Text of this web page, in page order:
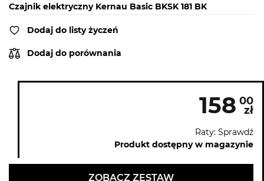
Czajnik elektryczny Kernau Basic BKSK 181 BK
Dodaj do listy życzeń
Dodaj do porównania
158 00
zł
Raty: Sprawdź
Produkt dostępny w magazynie
ZOBACZ ZESTAW